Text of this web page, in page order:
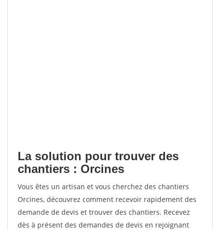
La solution pour trouver des
chantiers : Orcines
Vous êtes un artisan et vous cherchez des chantiers
Orcines, découvrez comment recevoir rapidement des
demande de devis et trouver des chantiers. Recevez
dès à présent des demandes de devis en rejoignant